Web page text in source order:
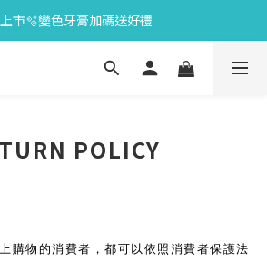
員限定🎁點數兌換好禮
市🫧變色牙膏加碼送好禮
會員限定🎁點數兌換好禮
POLICY
購物的消費者，都可以依照消費者保護法